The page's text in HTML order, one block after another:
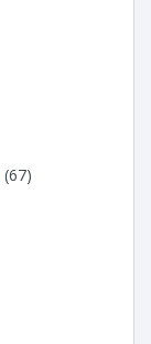
(67)